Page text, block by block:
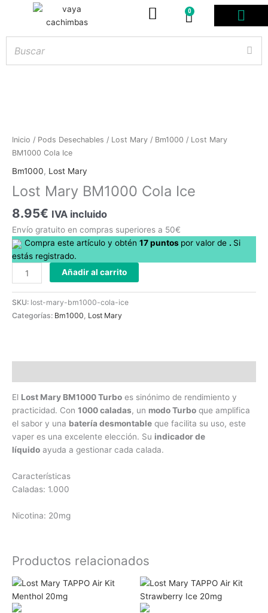
0
Carrito
Inicio / Pods Desechables / Lost Mary / Bm1000 / Lost Mary
BM1000 Cola Ice
Bm1000, Lost Mary
Lost Mary BM1000 Cola Ice
8.95€ IVA incluido
Envío gratuito en compras superiores a 50€
Compra este artículo y obtén 17puntos por valor de . Si
estás registrado.
Lost
Mary
Ice
Añadir al carrito
SKU: lost-mary-bm1000-cola-ice
Categorías: Bm1000, Lost Mary
El Lost Mary BM1000 Turbo es sinónimo de rendimiento y
practicidad. Con 1000 caladas, un modo Turbo que amplifica
el sabor y una batería desmontable que facilita su uso, este
vaper es una excelente elección. Su indicador de
líquido ayuda a gestionar cada calada.
Características
Caladas: 1.000
Nicotina: 20mg
Productos relacionados